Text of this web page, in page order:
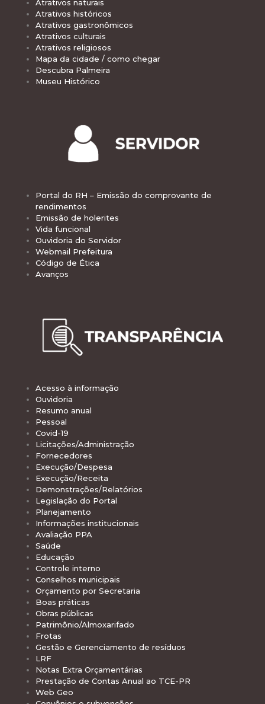
Atrativos naturais
Atrativos históricos
Atrativos gastronômicos
Atrativos culturais
Atrativos religiosos
Mapa da cidade / como chegar
Descubra Palmeira
Museu Histórico
Portal do RH – Emissão do comprovante de
rendimentos
Emissão de holerites
Vida funcional
Ouvidoria do Servidor
Webmail Prefeitura
Código de Ética
Avanços
Acesso à informação
Ouvidoria
Resumo anual
Pessoal
Covid-19
Licitações/Administração
Fornecedores
Execução/Despesa
Execução/Receita
Demonstrações/Relatórios
Legislação do Portal
Planejamento
Informações institucionais
Avaliação PPA
Saúde
Educação
Controle interno
Conselhos municipais
Orçamento por Secretaria
Boas práticas
Obras públicas
Patrimônio/Almoxarifado
Frotas
Gestão e Gerenciamento de resíduos
LRF
Notas Extra Orçamentárias
Prestação de Contas Anual ao TCE-PR
Web Geo